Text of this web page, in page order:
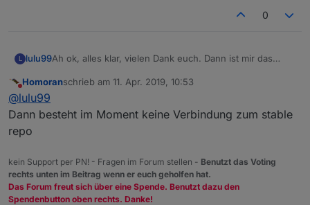
0
L lulu99Ah ok, alles klar, vielen Dank euch. Dann ist mir das
sind........die können dann ruhig auf "latest" sein.....
aber war es nicht sonst immer so, dass trotzdem etwas
Nicht stören
Homoranschrieb am 11. Apr. 2019, 10:53
zuletzt editiert von
@lulu99
Dann besteht im Moment keine Verbindung zum stable
repo
kein Support per PN! - Fragen im Forum stellen - Benutzt das Voting
rechts unten im Beitrag wenn er euch geholfen hat.
Das Forum freut sich über eine Spende. Benutzt dazu den
Spendenbutton oben rechts. Danke!